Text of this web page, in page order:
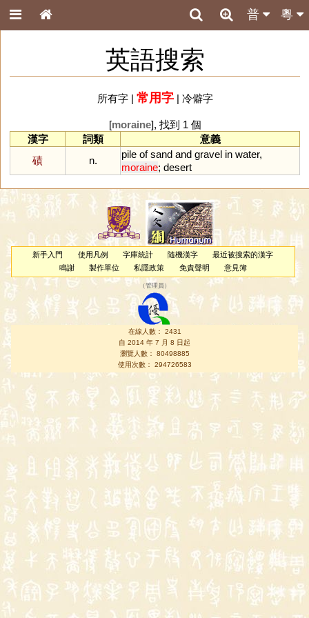
粵
普
英語搜索
所有字| 常用字| 冷僻字
[moraine], 找到 1 個
漢字
詞類
意義
磧
n.
pile of sand and gravel in water,
moraine; desert
新手入門 使用凡例 字庫統計 隨機漢字
最近被搜索的漢字
鳴謝
製作單位 私隱政策 免責聲明 意見簿
（管理員 ）
在線人數： 2431
自 2014 年 7 月 8 日起
瀏覽人數： 80498885
使用次數： 294726583